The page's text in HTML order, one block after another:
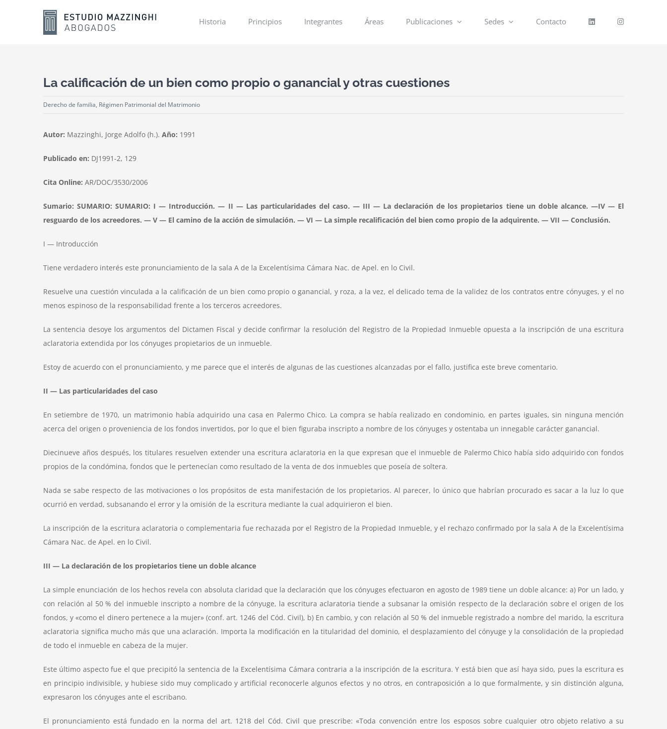
Historia Principios Integrantes Áreas Publicaciones Sedes Contacto
La calificación de un bien como propio o ganancial y otras cuestiones
Derecho de familia, Régimen Patrimonial del Matrimonio
Autor: Mazzinghi, Jorge Adolfo (h.). Año: 1991
Publicado en: DJ1991-2, 129
Cita Online: AR/DOC/3530/2006
Sumario: SUMARIO: SUMARIO: I — Introducción. — II — Las particularidades del caso. — III — La declaración de los propietarios tiene un doble alcance. —IV — El
resguardo de los acreedores. — V — El camino de la acción de simulación. — VI — La simple recalificación del bien como propio de la adquirente. — VII — Conclusión.
I — Introducción
Tiene verdadero interés este pronunciamiento de la sala A de la Excelentísima Cámara Nac. de Apel. en lo Civil.
Resuelve una cuestión vinculada a la calificación de un bien como propio o ganancial, y roza, a la vez, el delicado tema de la validez de los contratos entre cónyuges, y el no
menos espinoso de la responsabilidad frente a los terceros acreedores.
La sentencia desoye los argumentos del Dictamen Fiscal y decide confirmar la resolución del Registro de la Propiedad Inmueble opuesta a la inscripción de una escritura
aclaratoria extendida por los cónyuges propietarios de un inmueble.
Estoy de acuerdo con el pronunciamiento, y me parece que el interés de algunas de las cuestiones alcanzadas por el fallo, justifica este breve comentario.
II — Las particularidades del caso
En setiembre de 1970, un matrimonio había adquirido una casa en Palermo Chico. La compra se había realizado en condominio, en partes iguales, sin ninguna mención
acerca del origen o proveniencia de los fondos invertidos, por lo que el bien figuraba inscripto a nombre de los cónyuges y ostentaba un innegable carácter ganancial.
Diecinueve años después, los titulares resuelven extender una escritura aclaratoria en la que expresan que el inmueble de Palermo Chico había sido adquirido con fondos
propios de la condómina, fondos que le pertenecían como resultado de la venta de dos inmuebles que poseía de soltera.
Nada se sabe respecto de las motivaciones o los propósitos de esta manifestación de los propietarios. Al parecer, lo único que habrían procurado es sacar a la luz lo que
ocurrió en verdad, subsanando el error y la omisión de la escritura mediante la cual adquirieron el bien.
La inscripción de la escritura aclaratoria o complementaria fue rechazada por el Registro de la Propiedad Inmueble, y el rechazo confirmado por la sala A de la Excelentísima
Cámara Nac. de Apel. en lo Civil.
III — La declaración de los propietarios tiene un doble alcance
La simple enunciación de los hechos revela con absoluta claridad que la declaración que los cónyuges efectuaron en agosto de 1989 tiene un doble alcance: a) Por un lado, y
con relación al 50 % del inmueble inscripto a nombre de la cónyuge, la escritura aclaratoria tiende a subsanar la omisión respecto de la declaración sobre el origen de los
fondos, y «como el dinero pertenece a la mujer» (conf. art. 1246 del Cód. Civil), b) En cambio, y con relación al 50 % del inmueble registrado a nombre del marido, la escritura
aclaratoria significa mucho más que una aclaración. Importa la modificación en la titularidad del dominio, el desplazamiento del cónyuge y la consolidación de la propiedad
de todo el inmueble en cabeza de la mujer.
Este último aspecto fue el que precipitó la sentencia de la Excelentísima Cámara contraria a la inscripción de la escritura. Y está bien que así haya sido, pues la escritura es
en principio indivisible, y hubiese sido muy complicado y artificial reconocerle algunos efectos y no otros, en contraposición a lo que formalmente, y sin distinción alguna,
expresaron los cónyuges ante el escribano.
El pronunciamiento está fundado en la norma del art. 1218 del Cód. Civil que prescribe: «Toda convención entre los esposos sobre cualquier otro objeto relativo a su